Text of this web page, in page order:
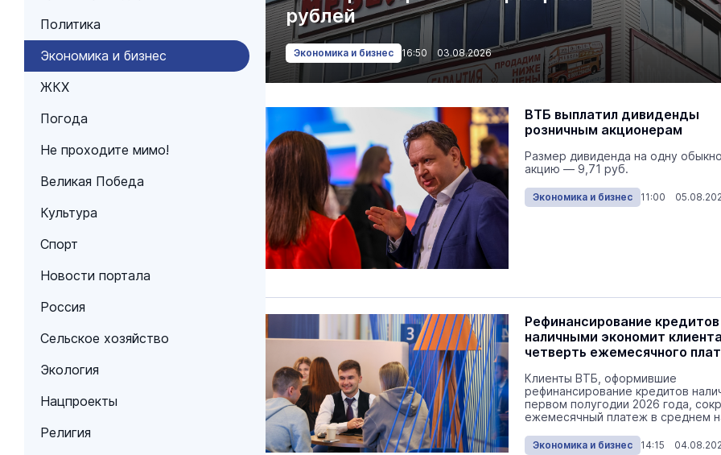
Политика
Экономика и бизнес
ЖКХ
Погода
Не проходите мимо!
Великая Победа
Культура
Спорт
Новости портала
Россия
Сельское хозяйство
Экология
Нацпроекты
Религия
рублей
Экономика и бизнес 16:50 03.08.2026
ВТБ выплатил дивиденды
розничным акционерам
Размер дивиденда на одну
акцию — 9,71 руб.
Экономика и бизнес 11:00
Рефинансирование кредитов
наличными экономит
четверть ежемесячного
Клиенты ВТБ, оформившие
рефинансирование кредитов
первом полугодии 2026 года,
ежемесячный платеж в среднем
Экономика и бизнес 14:15